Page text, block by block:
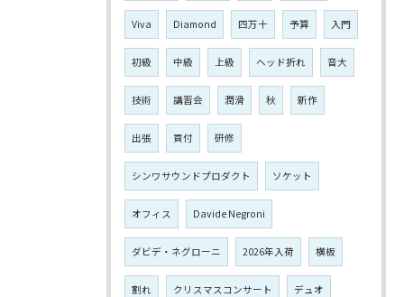
Viva Diamond 四万十 予算 入門
初級 中級 上級 ヘッド折れ 音大
技術 講習会 潤滑 秋 新作
出張 買付 研修
シンワサウンドプロダクト ソケット
オフィス Davide Negroni
ダビデ・ネグローニ 2026年入荷 横板
割れ クリスマスコンサート デュオ